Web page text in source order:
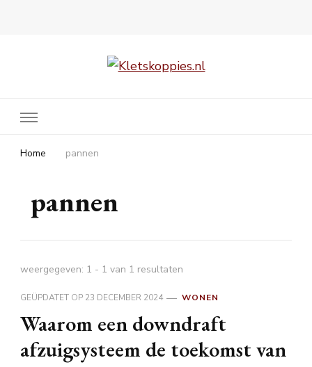
Home pannen
pannen
weergegeven: 1 - 1 van 1 resultaten
GEÜPDATET OP 23 DECEMBER 2024 WONEN
Waarom een downdraft
afzuigsysteem de toekomst van